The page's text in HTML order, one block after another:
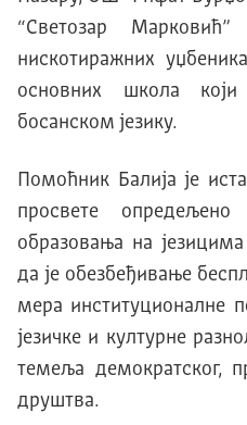
“Светозар
нискотиражних
основних школа
босанском језику.
Помоћник Балија је
просвете
образовања на
да је обезбеђивање
мера институционалне
језичке и културне
темеља демократског,
друштва.